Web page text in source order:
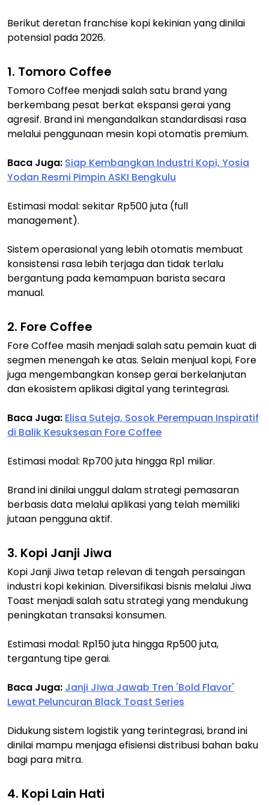
Berikut deretan franchise kopi kekinian yang dinilai
potensial pada 2026.
1. Tomoro Coffee
Tomoro Coffee menjadi salah satu brand yang
berkembang pesat berkat ekspansi gerai yang
agresif. Brand ini mengandalkan standardisasi rasa
melalui penggunaan mesin kopi otomatis premium.
Baca Juga: Siap Kembangkan Industri Kopi, Yosia
Yodan Resmi Pimpin ASKI Bengkulu
Estimasi modal: sekitar Rp500 juta (full
management).
Sistem operasional yang lebih otomatis membuat
konsistensi rasa lebih terjaga dan tidak terlalu
bergantung pada kemampuan barista secara
manual.
2. Fore Coffee
Fore Coffee masih menjadi salah satu pemain kuat di
segmen menengah ke atas. Selain menjual kopi, Fore
juga mengembangkan konsep gerai berkelanjutan
dan ekosistem aplikasi digital yang terintegrasi.
Baca Juga: Elisa Suteja, Sosok Perempuan Inspiratif
di Balik Kesuksesan Fore Coffee
Estimasi modal: Rp700 juta hingga Rp1 miliar.
Brand ini dinilai unggul dalam strategi pemasaran
berbasis data melalui aplikasi yang telah memiliki
jutaan pengguna aktif.
3. Kopi Janji Jiwa
Kopi Janji Jiwa tetap relevan di tengah persaingan
industri kopi kekinian. Diversifikasi bisnis melalui Jiwa
Toast menjadi salah satu strategi yang mendukung
peningkatan transaksi konsumen.
Estimasi modal: Rp150 juta hingga Rp500 juta,
tergantung tipe gerai.
Baca Juga: Janji Jiwa Jawab Tren 'Bold Flavor'
Lewat Peluncuran Black Toast Series
Didukung sistem logistik yang terintegrasi, brand ini
dinilai mampu menjaga efisiensi distribusi bahan baku
bagi para mitra.
4. Kopi Lain Hati